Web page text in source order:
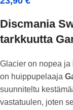
Discmania
tarkkuutta
Glacier on nopea ja
on huippupelaaja
suunniteltu
vastatuulen, joten